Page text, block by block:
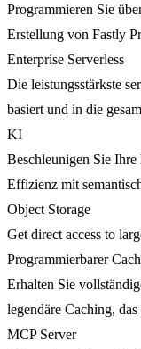
Programmieren Sie
Erstellung von Fastly
Enterprise Serverless
Die leistungsstärkste
basiert und in die
KI
Beschleunigen Sie
Effizienz mit
Object Storage
Get direct access to
Programmierbarer
Erhalten Sie
legendäre Caching,
MCP Server